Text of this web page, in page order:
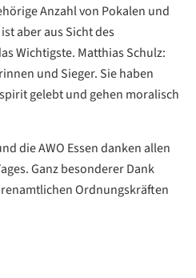
Anzahl von Pokalen und
aber aus Sicht des
Wichtigste. Matthias Schulz:
und Sieger. Sie haben
gelebt und gehen moralisch
die AWO Essen danken allen
Ganz besonderer Dank
Ordnungskräften
Google
Übersetzen
/